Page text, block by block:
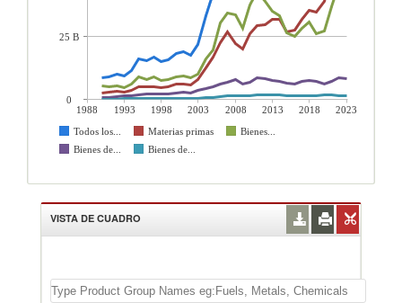
1988 1993 1998 2003 2008 2013 2018
2023
Todos los...
Materias primas
Bienes...
Bienes de...
Bienes de...
25 B
0
VISTA DE CUADRO